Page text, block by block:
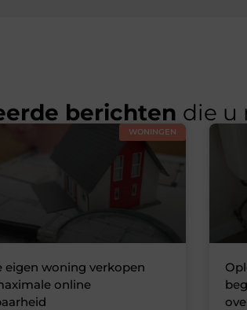
berichten die u
WONINGEN
eigen woning verkopen
online